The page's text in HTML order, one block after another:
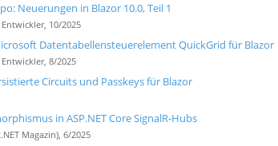
Neuerungen in Blazor 10.0, Teil 1
10/2025
Datentabellensteuerelement QuickGrid für Blazor
8/2025
Circuits und Passkeys für Blazor
in ASP.NET Core SignalR-Hubs
Magazin), 6/2025